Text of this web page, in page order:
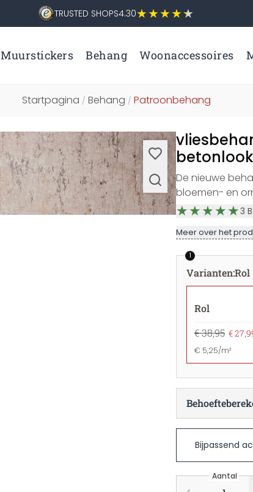
TRUSTED SHOPS4.30
Muurstickers Behang Woonaccessoires
Startpagina / Behang / Patroonbehang
De nieuwe
bloemen- en
3
Meer over het
1
Varianten:Rol
Rol
€ 38,95 €
€ 5,25/m²
Bijpassend
Aantal